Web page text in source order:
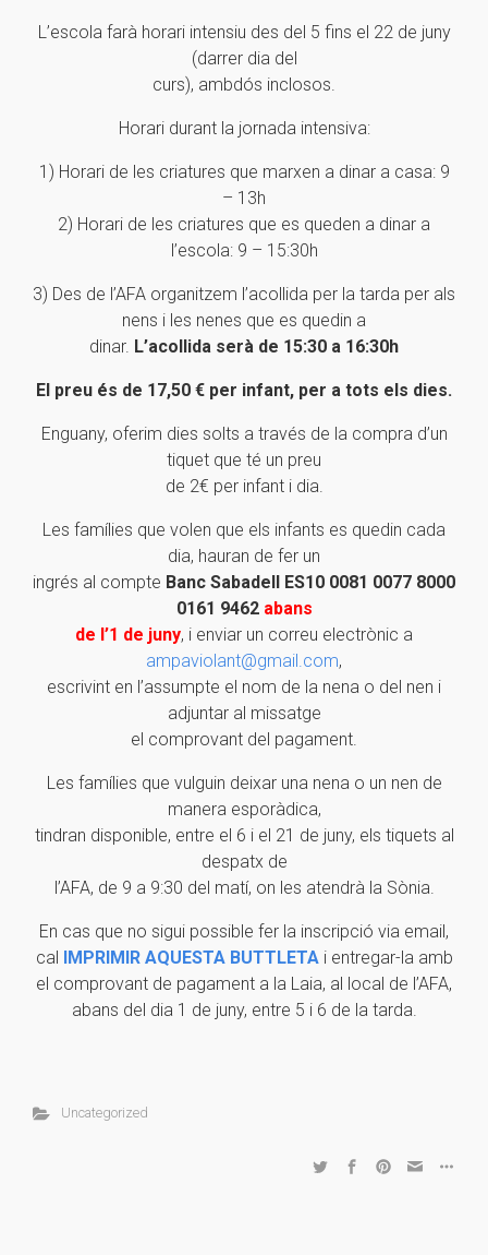
L’escola farà horari intensiu des del 5 fins el 22 de juny
(darrer dia del
curs), ambdós inclosos.
Horari durant la jornada intensiva:
1) Horari de les criatures que marxen a dinar a casa: 9
– 13h
2) Horari de les criatures que es queden a dinar a
l’escola: 9 – 15:30h
3) Des de l’AFA organitzem l’acollida per la tarda per als
nens i les nenes que es quedin a
dinar. L’acollida serà de 15:30 a 16:30h
El preu és de 17,50 € per infant, per a tots els dies.
Enguany, oferim dies solts a través de la compra d’un
tiquet que té un preu
de 2€ per infant i dia.
Les famílies que volen que els infants es quedin cada
dia, hauran de fer un
ingrés al compte Banc Sabadell ES10 0081 0077 8000
0161 9462 abans
de l’1 de juny, i enviar un correu electrònic a
ampaviolant@gmail.com,
escrivint en l’assumpte el nom de la nena o del nen i
adjuntar al missatge
el comprovant del pagament.
Les famílies que vulguin deixar una nena o un nen de
manera esporàdica,
tindran disponible, entre el 6 i el 21 de juny, els tiquets al
despatx de
l’AFA, de 9 a 9:30 del matí, on les atendrà la Sònia.
En cas que no sigui possible fer la inscripció via email,
cal IMPRIMIR AQUESTA BUTTLETAi entregar-la amb
el comprovant de pagament a la Laia, al local de l’AFA,
abans del dia 1 de juny, entre 5 i 6 de la tarda.
Uncategorized